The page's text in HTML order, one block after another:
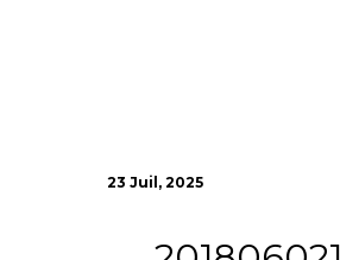
23 Juil, 2025